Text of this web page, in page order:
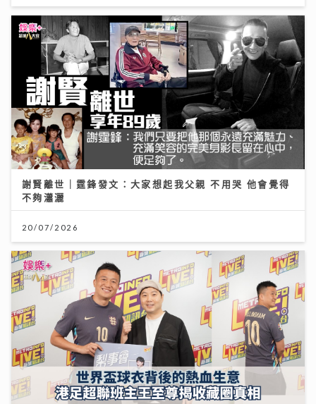
謝賢離世｜霆鋒發文：大家想起我父親 不用哭 他會覺得
不夠瀟灑
20/07/2026